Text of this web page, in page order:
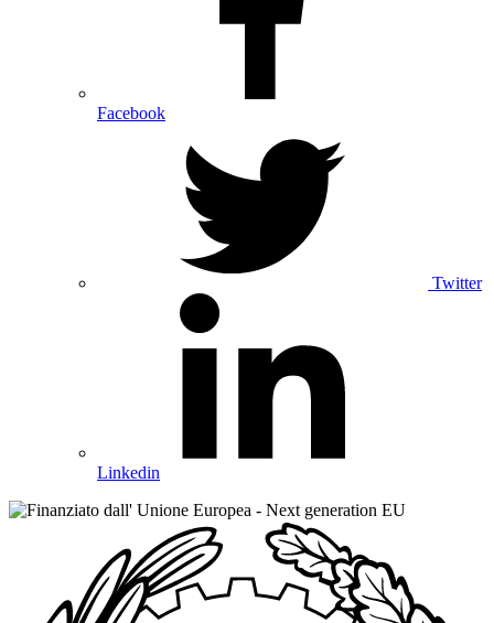
Facebook
Twitter
Linkedin